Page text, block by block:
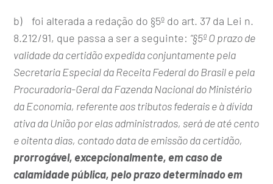
b) foi alterada a redação do §5º do art. 37 da Lei n.
8.212/91, que passa a ser a seguinte: “§5º O prazo de
validade da certidão expedida conjuntamente pela
Secretaria Especial da Receita Federal do Brasil e pela
Procuradoria-Geral da Fazenda Nacional do Ministério
da Economia, referente aos tributos federais e à dívida
ativa da União por elas administrados, será de até cento
e oitenta dias, contado data de emissão da certidão,
prorrogável, excepcionalmente, em caso de
calamidade pública, pelo prazo determinado em